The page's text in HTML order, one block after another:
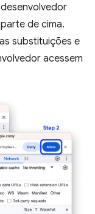
de cima.
substituições e
acessem